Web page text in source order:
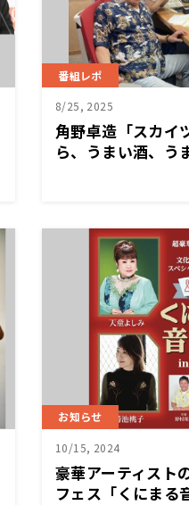
番組レポ
8/25, 2025
角野卓造「スカイ
ら、うまい酒、う
お知らせ
10/15, 2024
豪華アーティスト
フェス「くにま